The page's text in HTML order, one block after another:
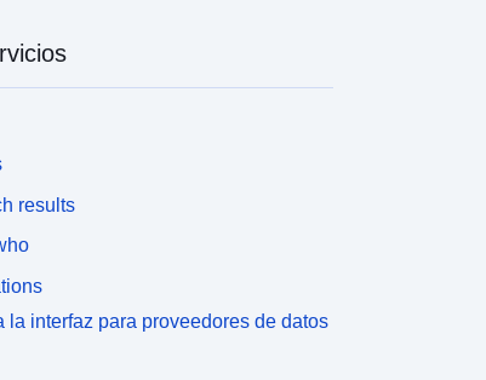
results
la interfaz para proveedores de datos